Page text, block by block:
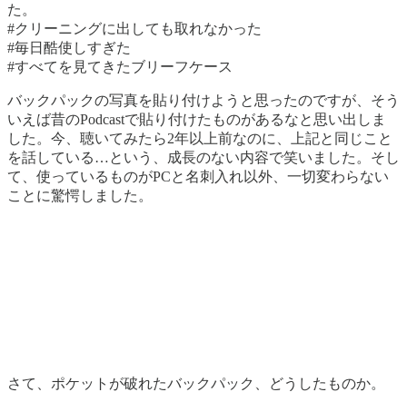
た。
#クリーニングに出しても取れなかった
#毎日酷使しすぎた
#すべてを見てきたブリーフケース
バックパックの写真を貼り付けようと思ったのですが、そう
いえば昔のPodcastで貼り付けたものがあるなと思い出しま
した。今、聴いてみたら2年以上前なのに、上記と同じこと
を話している…という、成長のない内容で笑いました。そし
て、使っているものがPCと名刺入れ以外、一切変わらない
ことに驚愕しました。
さて、ポケットが破れたバックパック、どうしたものか。